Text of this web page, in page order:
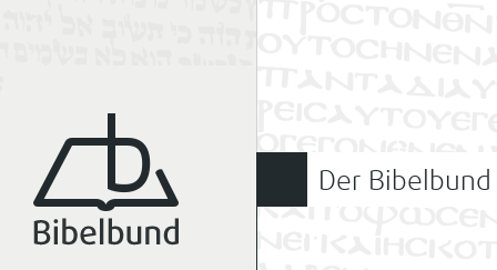
Der Bibelbund